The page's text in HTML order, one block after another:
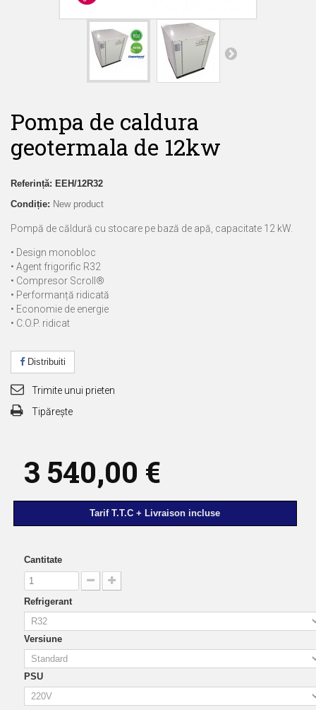
Pompa de caldura
geotermala de 12kw
Referință: EEH/12R32
Condiție: New product
Pompă de căldură cu stocare pe bază de apă, capacitate 12 kW.
• Design monobloc
• Agent frigorific R32
• Compresor Scroll®
• Performanță ridicată
• Economie de energie
• C.O.P. ridicat
Distribuiti
Trimite unui prieten
Tipărește
3 540,00 €
Tarif T.T.C + Livraison incluse
Cantitate
Refrigerant
Versiune
PSU